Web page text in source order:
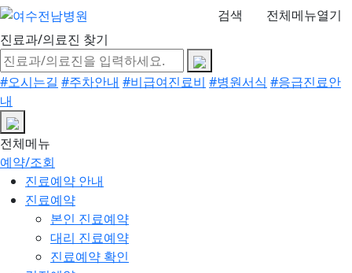
검색
전체메뉴열기
진료과/의료진 찾기
#오시는길 #주차안내 #비급여진료비 #병원서식 #응급진료안
내
전체메뉴
예약/조회
진료예약 안내
진료예약
본인 진료예약
대리 진료예약
진료예약 확인